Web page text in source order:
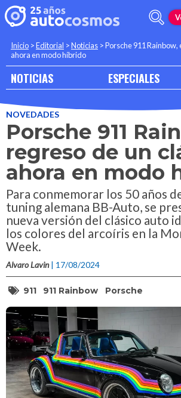
Inicio >Editorial >Noticias >Porsche 911
ahora en modo híbrido
NOTICIAS ESPECIALES
NOVEDADES
Porsche 911
regreso de un
ahora en modo
Para conmemorar los 50 años
tuning alemana BB-Auto, se
nueva versión del clásico auto
los colores del arcoíris en la
Week.
Alvaro Lavin | 17/08/2024
911 911 Rainbow Porsche